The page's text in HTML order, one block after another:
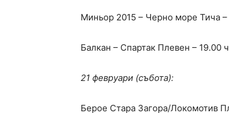
Миньор 2015 – Черно море Тича –
Балкан – Спартак Плевен – 19.00
21 февруари (събота):
Берое Стара Загора/Локомотив